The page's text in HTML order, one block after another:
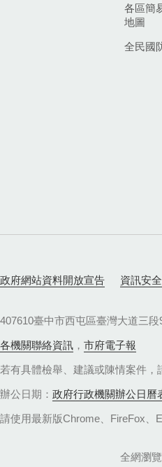
各區簡
地圖
全民國
政府網站資料開放宣告 資訊安
407610臺中市西屯區臺灣大道三段
各機關聯絡資訊 ， 市府電子報
若有具體檢舉、建議或陳情案件，
辦公日期： 政府行政機關辦公日曆
請使用最新版Chrome、FireFox、
全網瀏